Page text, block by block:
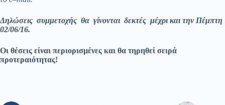
Δηλώσεις συμμετοχής θα γίνονται δεκτές μέχρι και την Πέμπτη
02/06/16.
Οι θέσεις είναι περιορισμένες και θα τηρηθεί σειρά
προτεραιότητας!